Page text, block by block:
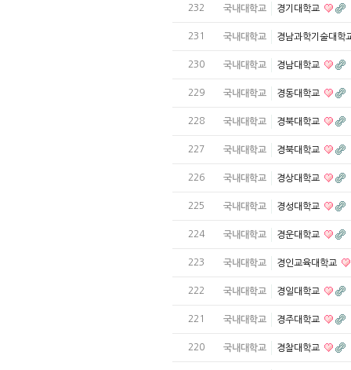
232 국내대학교 경기대학교
231 국내대학교 경남과학기술대학
230 국내대학교 경남대학교
229 국내대학교 경동대학교
228 국내대학교 경북대학교
227 국내대학교 경북대학교
226 국내대학교 경상대학교
225 국내대학교 경성대학교
224 국내대학교 경운대학교
223 국내대학교 경인교육대학교
222 국내대학교 경일대학교
221 국내대학교 경주대학교
220 국내대학교 경찰대학교